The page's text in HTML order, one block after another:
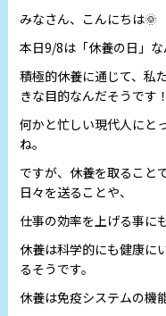
みなさん、こんにちは🌞
本日9/8は「休養の日」な
積極的休養に通じて、私
きな目的なんだそうです！
何かと忙しい現代人にと
ね。
ですが、休養を取ること
日々を送ることや、
仕事の効率を上げる事に
休養は科学的にも健康に
るそうです。
休養は免疫システムの機